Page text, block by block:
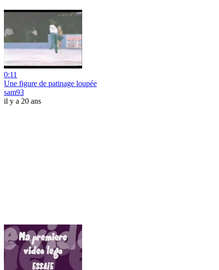
0:11
Une figure de patinage loupée
sam93
il y a 20 ans